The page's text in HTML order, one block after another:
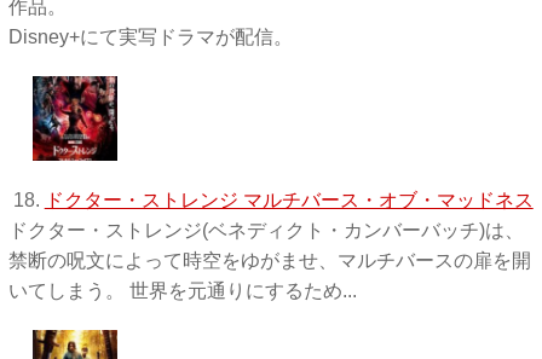
作品。
Disney+にて実写ドラマが配信。
18. ドクター・ストレンジ マルチバース・オブ・マッドネス
ドクター・ストレンジ(ベネディクト・カンバーバッチ)は、
禁断の呪文によって時空をゆがませ、マルチバースの扉を開
いてしまう。 世界を元通りにするため...